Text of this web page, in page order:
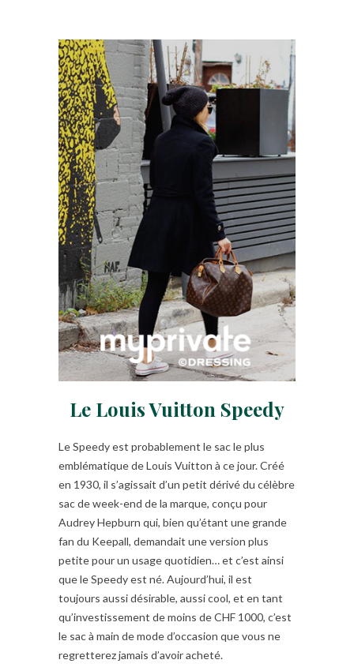
Le Louis Vuitton Speedy
Le Speedy est probablement le sac le plus
emblématique de Louis Vuitton à ce jour. Créé
en 1930, il s’agissait d’un petit dérivé du célèbre
sac de week-end de la marque, conçu pour
Audrey Hepburn qui, bien qu’étant une grande
fan du Keepall, demandait une version plus
petite pour un usage quotidien… et c’est ainsi
que le Speedy est né. Aujourd’hui, il est
toujours aussi désirable, aussi cool, et en tant
qu’investissement de moins de CHF 1000, c’est
le sac à main de mode d’occasion que vous ne
regretterez jamais d’avoir acheté.